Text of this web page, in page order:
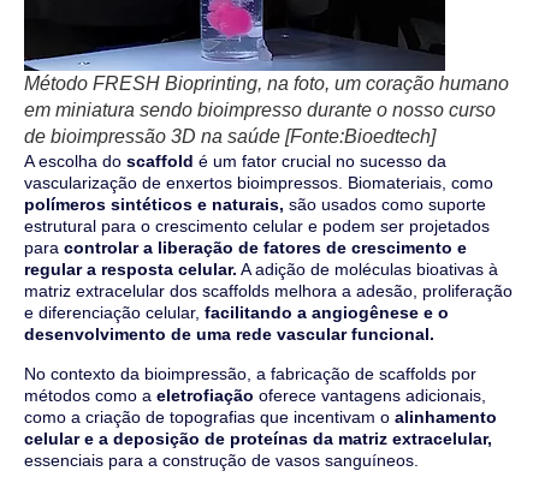
Método FRESH Bioprinting, na foto, um coração humano
em miniatura sendo bioimpresso durante o nosso curso
de bioimpressão 3D na saúde [Fonte:Bioedtech]
A escolha do scaffold é um fator crucial no sucesso da
vascularização de enxertos bioimpressos. Biomateriais, como
polímeros sintéticos e naturais, são usados como suporte
estrutural para o crescimento celular e podem ser projetados
para controlar a liberação de fatores de crescimento e
regular a resposta celular. A adição de moléculas bioativas à
matriz extracelular dos scaffolds melhora a adesão, proliferação
e diferenciação celular, facilitando a angiogênese e o
desenvolvimento de uma rede vascular funcional.
No contexto da bioimpressão, a fabricação de scaffolds por
métodos como a eletrofiação oferece vantagens adicionais,
como a criação de topografias que incentivam o alinhamento
celular e a deposição de proteínas da matriz extracelular,
essenciais para a construção de vasos sanguíneos.